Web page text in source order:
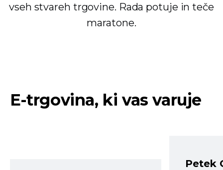
vseh stvareh trgovine. Rada potuje in teče
maratone.
E-trgovina, ki vas varuje
Petek